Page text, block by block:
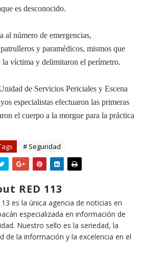
es desconocido.
al número de emergencias,
y paramédicos, mismos que
la víctima y delimitaron el perímetro.
de Servicios Periciales y Escena
especialistas efectuaron las primeras
el cuerpo a la morgue para la práctica
# Seguridad
RED 113
es la única agencia de noticias en
especializada en información de
Nuestro sello es la seriedad, la
de la información y la excelencia en el